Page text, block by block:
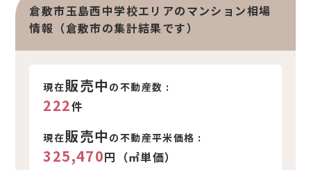
物件検索
倉敷市玉島西中学校エリアのマンション相場
情報（倉敷市の集計結果です）
現在販売中 の不動産数 :
222件
現在販売中 の不動産平米価格 :
325,470円（㎡単価）